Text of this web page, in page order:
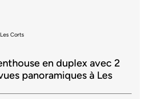
Corts
en duplex avec 2
panoramiques à Les